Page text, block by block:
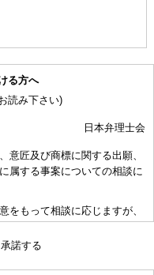
る方へ
読み下さい)
日本弁理士会
意匠及び商標に関する出願、
属する事案についての相談に
をもって相談に応じますが、
諾する